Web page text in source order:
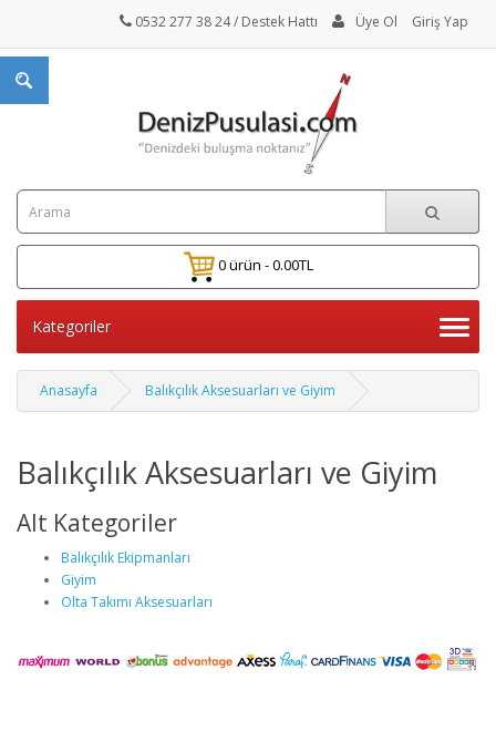
0532 277 38 24/ Destek Hattı Üye Ol Giriş Yap
0 ürün - 0.00TL
Kategoriler
Anasayfa Balıkçılık Aksesuarları ve Giyim
Balıkçılık Aksesuarları ve Giyim
Alt Kategoriler
Balıkçılık Ekipmanları
Giyim
Olta Takımı Aksesuarları